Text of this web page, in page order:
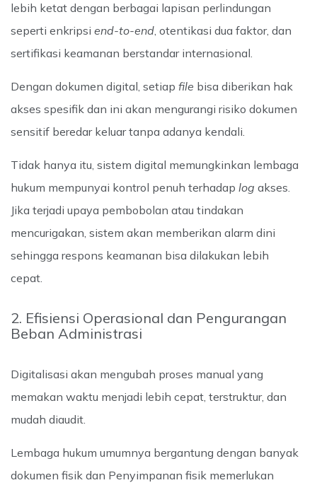
lebih ketat dengan berbagai lapisan perlindungan
seperti enkripsi end-to-end, otentikasi dua faktor, dan
sertifikasi keamanan berstandar internasional.
Dengan dokumen digital, setiap file bisa diberikan hak
akses spesifik dan ini akan mengurangi risiko dokumen
sensitif beredar keluar tanpa adanya kendali.
Tidak hanya itu, sistem digital memungkinkan lembaga
hukum mempunyai kontrol penuh terhadap log akses.
Jika terjadi upaya pembobolan atau tindakan
mencurigakan, sistem akan memberikan alarm dini
sehingga respons keamanan bisa dilakukan lebih
cepat.
2. Efisiensi Operasional dan Pengurangan
Beban Administrasi
Digitalisasi akan mengubah proses manual yang
memakan waktu menjadi lebih cepat, terstruktur, dan
mudah diaudit.
Lembaga hukum umumnya bergantung dengan banyak
dokumen fisik dan Penyimpanan fisik memerlukan